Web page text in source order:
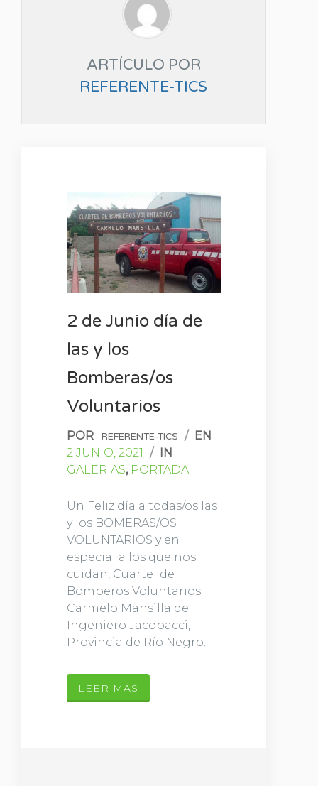
ARTÍCULO POR
REFERENTE-TICS
2 de Junio día de
las y los
Bomberas/os
Voluntarios
POR REFERENTE-TICS / EN
2 JUNIO, 2021 / IN
GALERIAS, PORTADA
Un Feliz día a todas/os las
y los BOMERAS/OS
VOLUNTARIOS y en
especial a los que nos
cuidan, Cuartel de
Bomberos Voluntarios
Carmelo Mansilla de
Ingeniero Jacobacci,
Provincia de Río Negro.
LEER MÁS